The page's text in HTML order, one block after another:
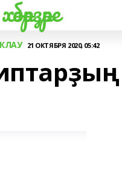
21 ОКТЯБРЯ 2020, 05:42